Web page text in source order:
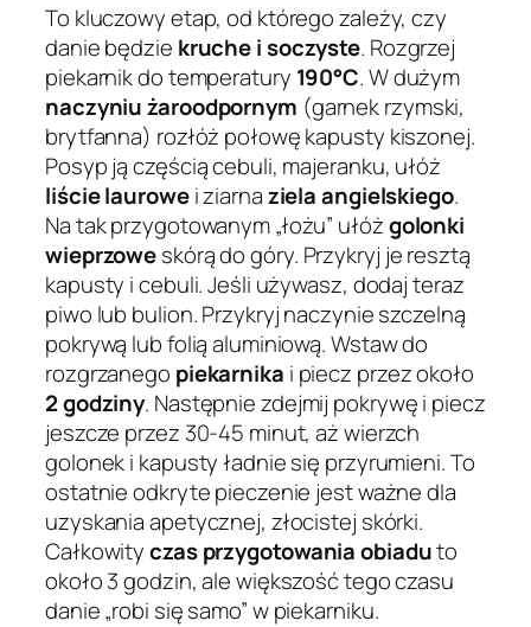
To kluczowy etap, od którego zależy, czy
danie będzie kruche i soczyste. Rozgrzej
piekarnik do temperatury 190°C. W dużym
naczyniu żaroodpornym (garnek rzymski,
brytfanna) rozłóż połowę kapusty kiszonej.
Posyp ją częścią cebuli, majeranku, ułóż
liście laurowei ziarnaziela angielskiego.
Na tak przygotowanym „łożu” ułóżgolonki
wieprzoweskórą do góry. Przykryj je resztą
kapusty i cebuli. Jeśli używasz, dodaj teraz
piwo lub bulion. Przykryj naczynie szczelną
pokrywą lub folią aluminiową. Wstaw do
rozgrzanego piekarnika i piecz przez około
2 godziny. Następnie zdejmij pokrywę i piecz
jeszcze przez 30-45 minut, aż wierzch
golonek i kapusty ładnie się przyrumieni. To
ostatnie odkryte pieczenie jest ważne dla
uzyskania apetycznej, złocistej skórki.
Całkowityczas przygotowania obiaduto
około 3 godzin, ale większość tego czasu
danie „robi się samo” w piekarniku.